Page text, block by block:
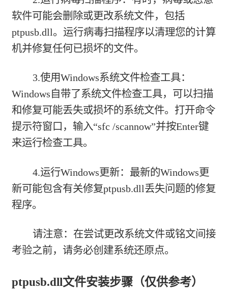
软件可能会删除或更改系统文件，包括
ptpusb.dll。运行病毒扫描程序以清理您的计算
机并修复任何已损坏的文件。
3.使用Windows系统文件检查工具：
Windows自带了系统文件检查工具，可以扫描
和修复可能丢失或损坏的系统文件。打开命令
提示符窗口，输入“sfc /scannow”并按Enter键
来运行检查工具。
4.运行Windows更新：最新的Windows更
新可能包含有关修复ptpusb.dll丢失问题的修复
程序。
请注意：在尝试更改系统文件或铭文间接
考验之前，请务必创建系统还原点。
ptpusb.dll文件安装步骤（仅供参考）